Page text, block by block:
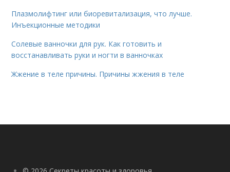
Плазмолифтинг или биоревитализация, что лучше.
Инъекционные методики
Солевые ванночки для рук. Как готовить и
восстанавливать руки и ногти в ванночках
Жжение в теле причины. Причины жжения в теле